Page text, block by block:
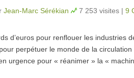
Jean-Marc Sérékian 7 253 visites | 9
d’euros pour renflouer les industries
perpétuer le monde de la
urgence pour « réanimer » la «